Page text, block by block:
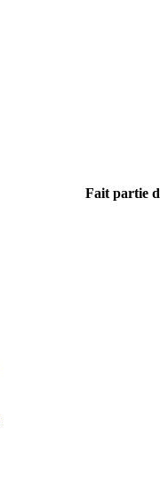
Fait partie